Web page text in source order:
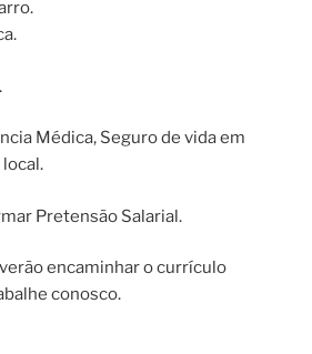
Médica, Seguro de vida em
Pretensão Salarial.
encaminhar o currículo
conosco.